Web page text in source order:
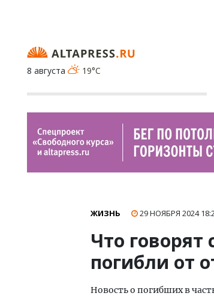
8 августа
19°C
ЖИЗНЬ 29 НОЯБРЯ 2024
Что говорят
погибли от
Новость о погибших в